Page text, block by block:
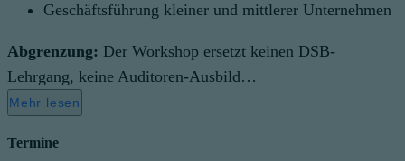
Geschäftsführung kleiner und mittlerer Unternehmen
Abgrenzung: Der Workshop ersetzt keinen DSB-
Lehrgang, keine Auditoren-Ausbild…
Mehr lesen
Termine